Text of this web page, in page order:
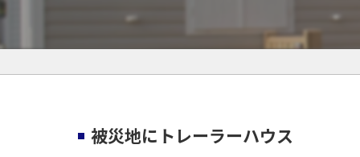
被災地にトレーラーハウス